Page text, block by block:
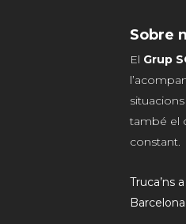
Sobre
El Grup
també el
constant.
Truca’ns
Barcelona